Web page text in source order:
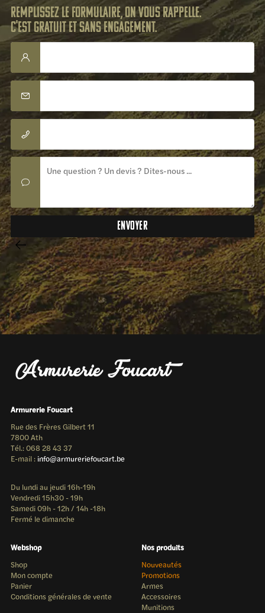
Remplissez le formulaire, on vous rappelle.
C'est gratuit et sans engagement.
Armurerie Foucart
Rue des Frères Gilbert 11
7800 Ath
Tél.: 068 28 43 37
E-mail : info@armureriefoucart.be
Du lundi au jeudi 16h-19h
Vendredi 15h30 - 19h
Samedi 09h - 12h / 14h -18h
Fermé le dimanche
Webshop
Shop
Mon compte
Panier
Conditions générales de vente
Nos produits
Nouveautés
Promotions
Armes
Accessoires
Munitions